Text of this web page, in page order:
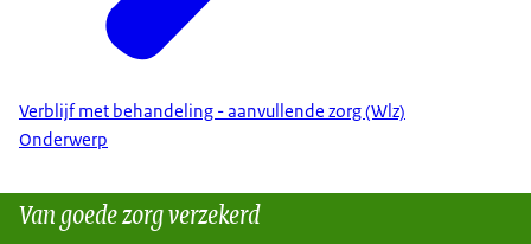
Verblijf met behandeling - aanvullende zorg (Wlz)
Onderwerp
Van goede zorg verzekerd